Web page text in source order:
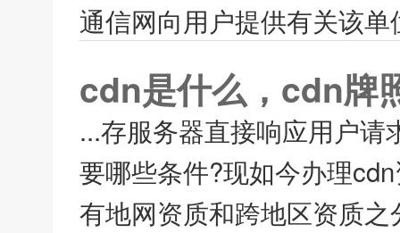
通信网向用户提供有关该
cdn是什么，cdn牌
...存服务器直接响应用户
要哪些条件?现如今办理
有地网资质和跨地区资质